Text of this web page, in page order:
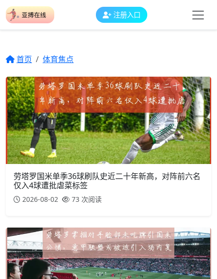
注册入口
首页 体育焦点
劳塔罗国米单季36球刷队史近二十年新高，对阵前六名
仅入4球遭批虐菜标签
2026-08-02 73 次阅读